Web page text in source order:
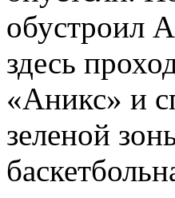
обустроил
здесь
«Аникс» и
зеленой